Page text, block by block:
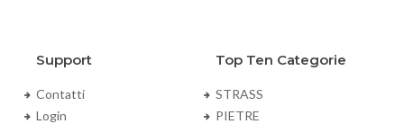
Support
Contatti
Login
Top Ten Categorie
STRASS
PIETRE